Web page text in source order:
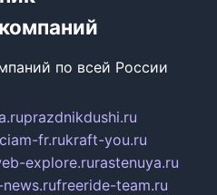
по всей России
prazdnikdushi.ru
ciam-fr.rukraft-you.ru
explore.rurastenuya.ru
freeride-team.ru